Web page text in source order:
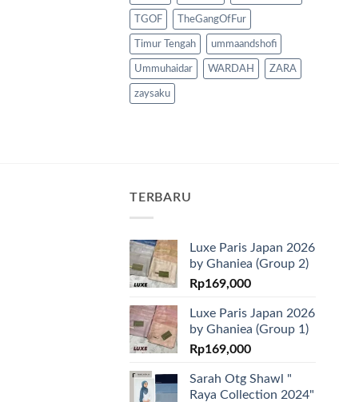
TGOF TheGangOfFur
Timur Tengah ummaandshofi
Ummuhaidar WARDAH ZARA
zaysaku
TERBARU
Luxe Paris Japan 2026
by Ghaniea (Group 2)
Rp169,000
Luxe Paris Japan 2026
by Ghaniea (Group 1)
Rp169,000
Sarah Otg Shawl "
Raya Collection 2024"